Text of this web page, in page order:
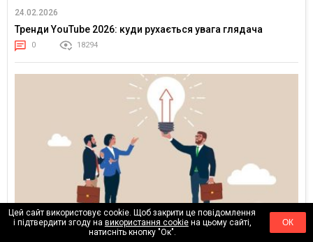
24.02.2026
Тренди YouTube 2026: куди рухається увага глядача
0 18294
Цей сайт використовує cookie. Щоб закрити це повідомлення
і підтвердити згоду на використання cookieна цьому сайті,
натисніть кнопку "Ок".
ОК